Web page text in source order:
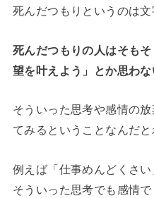
死んだつもりというのは
死んだつもりの人はそも
望を叶えよう」とか思わ
そういった思考や感情の
てみるということなんだ
例えば「仕事めんどくさ
そういった思考でも感情